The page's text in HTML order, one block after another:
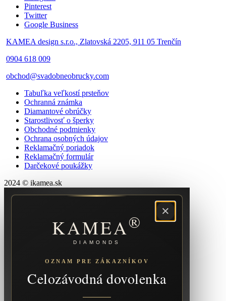
Pinterest
Twitter
Google Business
KAMEA design s.r.o., Zlatovská 2205, 911 05 Trenčín
0904 618 009
obchod@svadobneobrucky.com
Tabuľka veľkostí prsteňov
Ochranná známka
Diamantové obrúčky
Starostlivosť o šperky
Obchodné podmienky
Ochrana osobných údajov
Reklamačný poriadok
Reklamačný formulár
Darčekové poukážky
2024 © ikamea.sk
×
KAMEA®
DIAMONDS
OZNAM PRE ZÁKAZNÍKOV
Celozávodná dovolenka